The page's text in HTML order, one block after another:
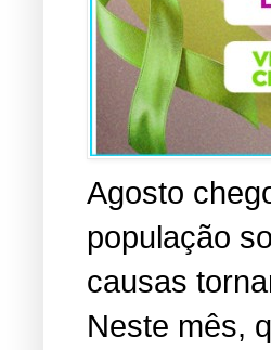
Agosto
população
causas
Neste mês,